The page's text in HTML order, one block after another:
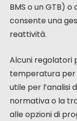
BMS o un GTB)
consente una
reattività.
Alcuni regolatori
temperatura per
utile per l’analisi
normativa o la
alle opzioni di